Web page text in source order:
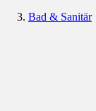
Bad & Sanitär